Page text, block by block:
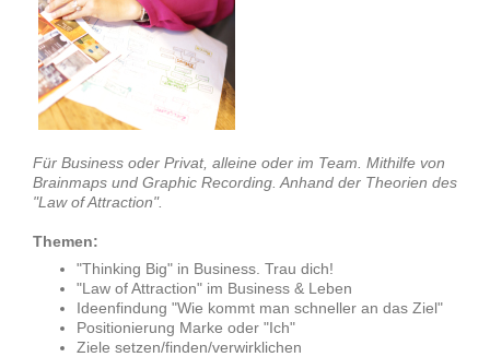
Für Business oder Privat, alleine oder im Team. Mithilfe von
Brainmaps und Graphic Recording. Anhand der Theorien des
"Law of Attraction".
Themen:
"Thinking Big" in Business. Trau dich!
"Law of Attraction" im Business & Leben
Ideenfindung "Wie kommt man schneller an das Ziel"
Positionierung Marke oder "Ich"
Ziele setzen/finden/verwirklichen